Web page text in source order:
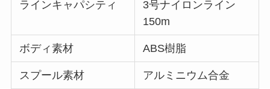
ラインキャパシティ
3号ナイロンライン
150m
ボディ素材 ABS樹脂
スプール素材 アルミニウム合金